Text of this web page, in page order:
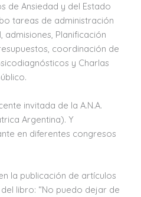
de Ansiedad y del Estado
tareas de administración
admisiones, Planificación
coordinación de
y Charlas
invitada de la A.N.A.
Argentina). Y
en diferentes congresos
la publicación de artículos
libro: “No puedo dejar de